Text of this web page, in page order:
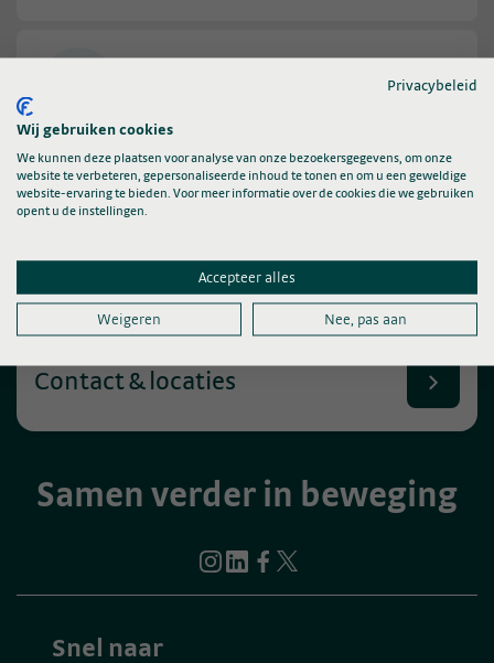
Alle veelgestelde vragen
over knie artrose en een
Lees meer
Samen verder in beweging
Contact & locaties
Snel naar
Privacybeleid
Wij gebruiken cookies
We kunnen deze plaatsen voor analyse van onze bezoekersgegevens, om onze
website te verbeteren, gepersonaliseerde inhoud te tonen en om u een geweldige
website-ervaring te bieden. Voor meer informatie over de cookies die we gebruiken
opent u de instellingen.
Accepteer alles
Weigeren Nee, pas aan